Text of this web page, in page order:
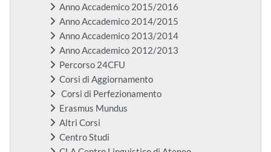
Anno Accademico 2015/2016
Anno Accademico 2014/2015
Anno Accademico 2013/2014
Anno Accademico 2012/2013
Percorso 24CFU
Corsi di Aggiornamento
Corsi di Perfezionamento
Erasmus Mundus
Altri Corsi
Centro Studi